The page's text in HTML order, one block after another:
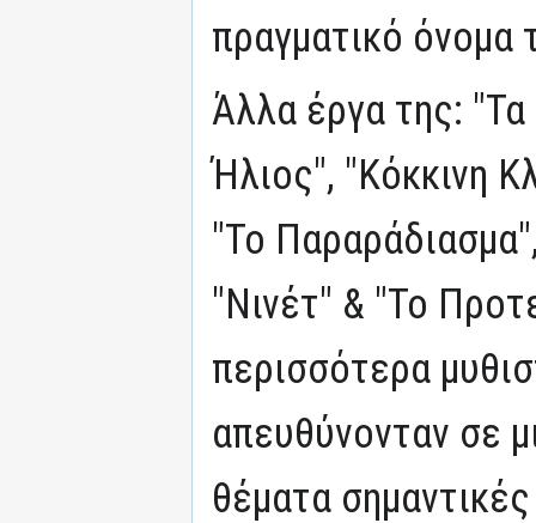
πραγματικό
Άλλα έργα της:
Ήλιος", "Κόκκινη
"Το
"Νινέτ" & "Το
περισσότερα
απευθύνονταν σε
θέματα